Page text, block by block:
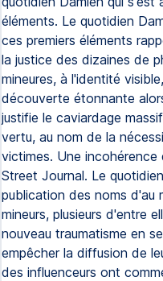
éléments. Le quotidien
ces premiers éléments
la justice des dizaines de
mineures, à l'identité
découverte étonnante
justifie le caviardage
vertu, au nom de la
victimes. Une incohérence
Street Journal. Le
publication des noms d'au
mineurs, plusieurs d'entre
nouveau traumatisme en
empêcher la diffusion de
des influenceurs ont